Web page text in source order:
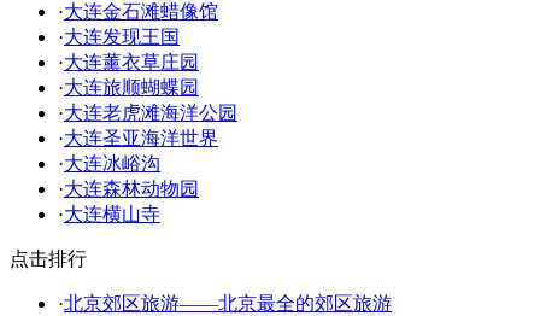
·大连金石滩蜡像馆
·大连发现王国
·大连薰衣草庄园
·大连旅顺蝴蝶园
·大连老虎滩海洋公园
·大连圣亚海洋世界
·大连冰峪沟
·大连森林动物园
·大连横山寺
点击排行
·北京郊区旅游——北京最全的郊区旅游